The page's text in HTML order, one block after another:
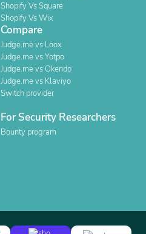
Shopify Vs Square
Shopify Vs Wix
Compare
Judge.me vs Loox
Judge.me vs Yotpo
Judge.me vs Okendo
Judge.me vs Klaviyo
Switch provider
For Security Researchers
Bounty program